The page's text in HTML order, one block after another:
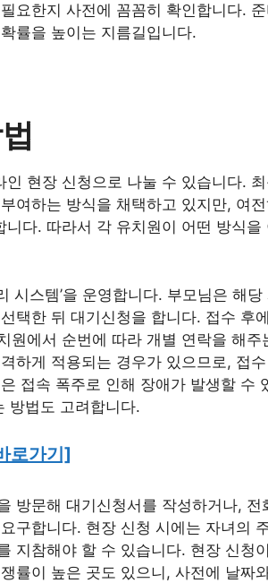
요한지 사전에 꼼꼼히 확인합니다. 준
률을 높이는 지름길입니다.
현장 신청으로 나눌 수 있습니다.
여하는 방식을 채택하고 있지만, 여전
다. 따라서 각 유치원이 어떤 방식을
시스템’을 운영합니다. 부모님은 해당
택한 뒤 대기신청을 합니다. 접수 후
원에서 순번에 따라 개별 연락을 해주
하게 적용되는 경우가 있으므로, 접수
접속 폭주로 인해 장애가 발생할 수
방법도 고려합니다.
로가기]
방문해 대기신청서를 작성하거나, 전
구합니다. 현장 신청 시에는 자녀의
지참해야 할 수 있습니다. 현장 신청
률이 높은 곳도 있으니, 사전에 날짜